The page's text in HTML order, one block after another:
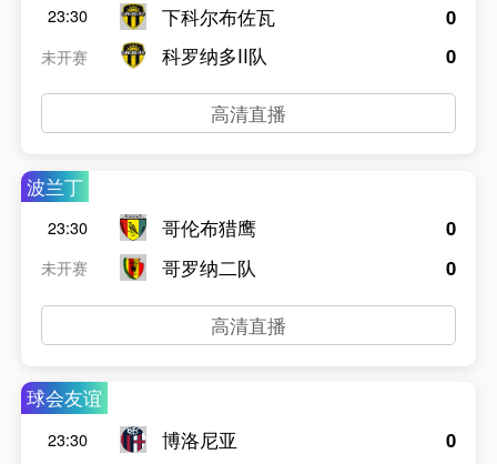
23:30
未开赛
下科尔布佐瓦
科罗纳多II队
0
0
高清直播
波兰丁
23:30
未开赛
哥伦布猎鹰
哥罗纳二队
0
0
高清直播
球会友谊
23:30
博洛尼亚
0